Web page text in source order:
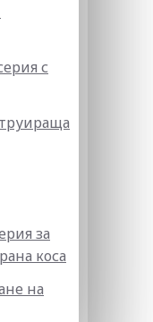
с
за
коса
на